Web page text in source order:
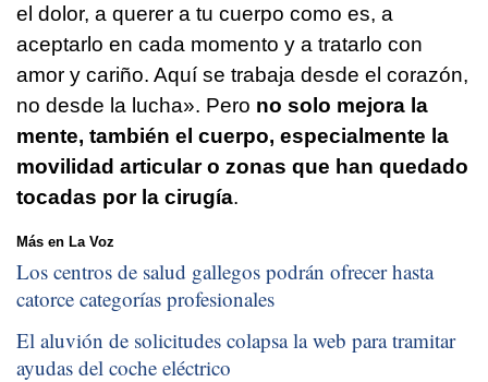
el dolor, a querer a tu cuerpo como es, a
aceptarlo en cada momento y a tratarlo con
amor y cariño. Aquí se trabaja desde el corazón,
no desde la lucha». Pero no solo mejora la
mente, también el cuerpo, especialmente la
movilidad articular o zonas que han quedado
tocadas por la cirugía.
Más en La Voz
Los centros de salud gallegos podrán ofrecer hasta
catorce categorías profesionales
El aluvión de solicitudes colapsa la web para tramitar
ayudas del coche eléctrico